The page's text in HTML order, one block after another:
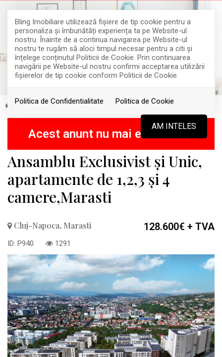
Bling Imobiliare utilizează fişiere de tip cookie pentru a
personaliza și îmbunătăți experiența ta pe Website-ul
nostru. Înainte de a continua navigarea pe Website-ul
nostru te rugăm să aloci timpul necesar pentru a citi și
înțelege conținutul Politicii de Cookie. Prin continuarea
navigării pe Website-ul nostru confirmi acceptarea utilizării
fişierelor de tip cookie conform Politicii de Cookie.
Politica de Confidentialitate Politica de Cookie
AM INTELES
Vanzare Apartamente Cluj-Napoca Marasti
Acest anunt nu mai este activ !
Ansamblu Exclusivist și Unic,
apartamente de 1,2,3 și 4
camere,Marasti
Cluj-Napoca, Marasti 128.600€ + TVA
ID: P940 1291